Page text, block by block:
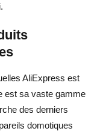
un meilleur service
en toute
destination
AliExpress est
est sa vaste gamme
des derniers
domotiques